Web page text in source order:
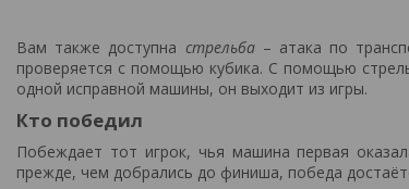
Вам также доступна стрельба– атака по
проверяется с помощью кубика. С помощью
одной исправной машины, он выходит из игры.
Кто победил
Побеждает тот игрок, чья машина первая
прежде, чем добрались до финиша, победа